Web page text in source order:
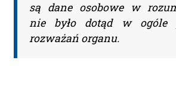
Przeczytałem/am i
regulamin.
są dane osobowe w
nie było dotąd w ogóle
rozważań organu.